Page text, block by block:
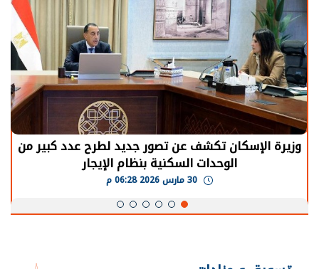
الرئيس السيسي: توقف الأنشطة في قطاع الطاقة
يحتاج إلى سنوات لعودة معدلات الإنتاج الطبيعية